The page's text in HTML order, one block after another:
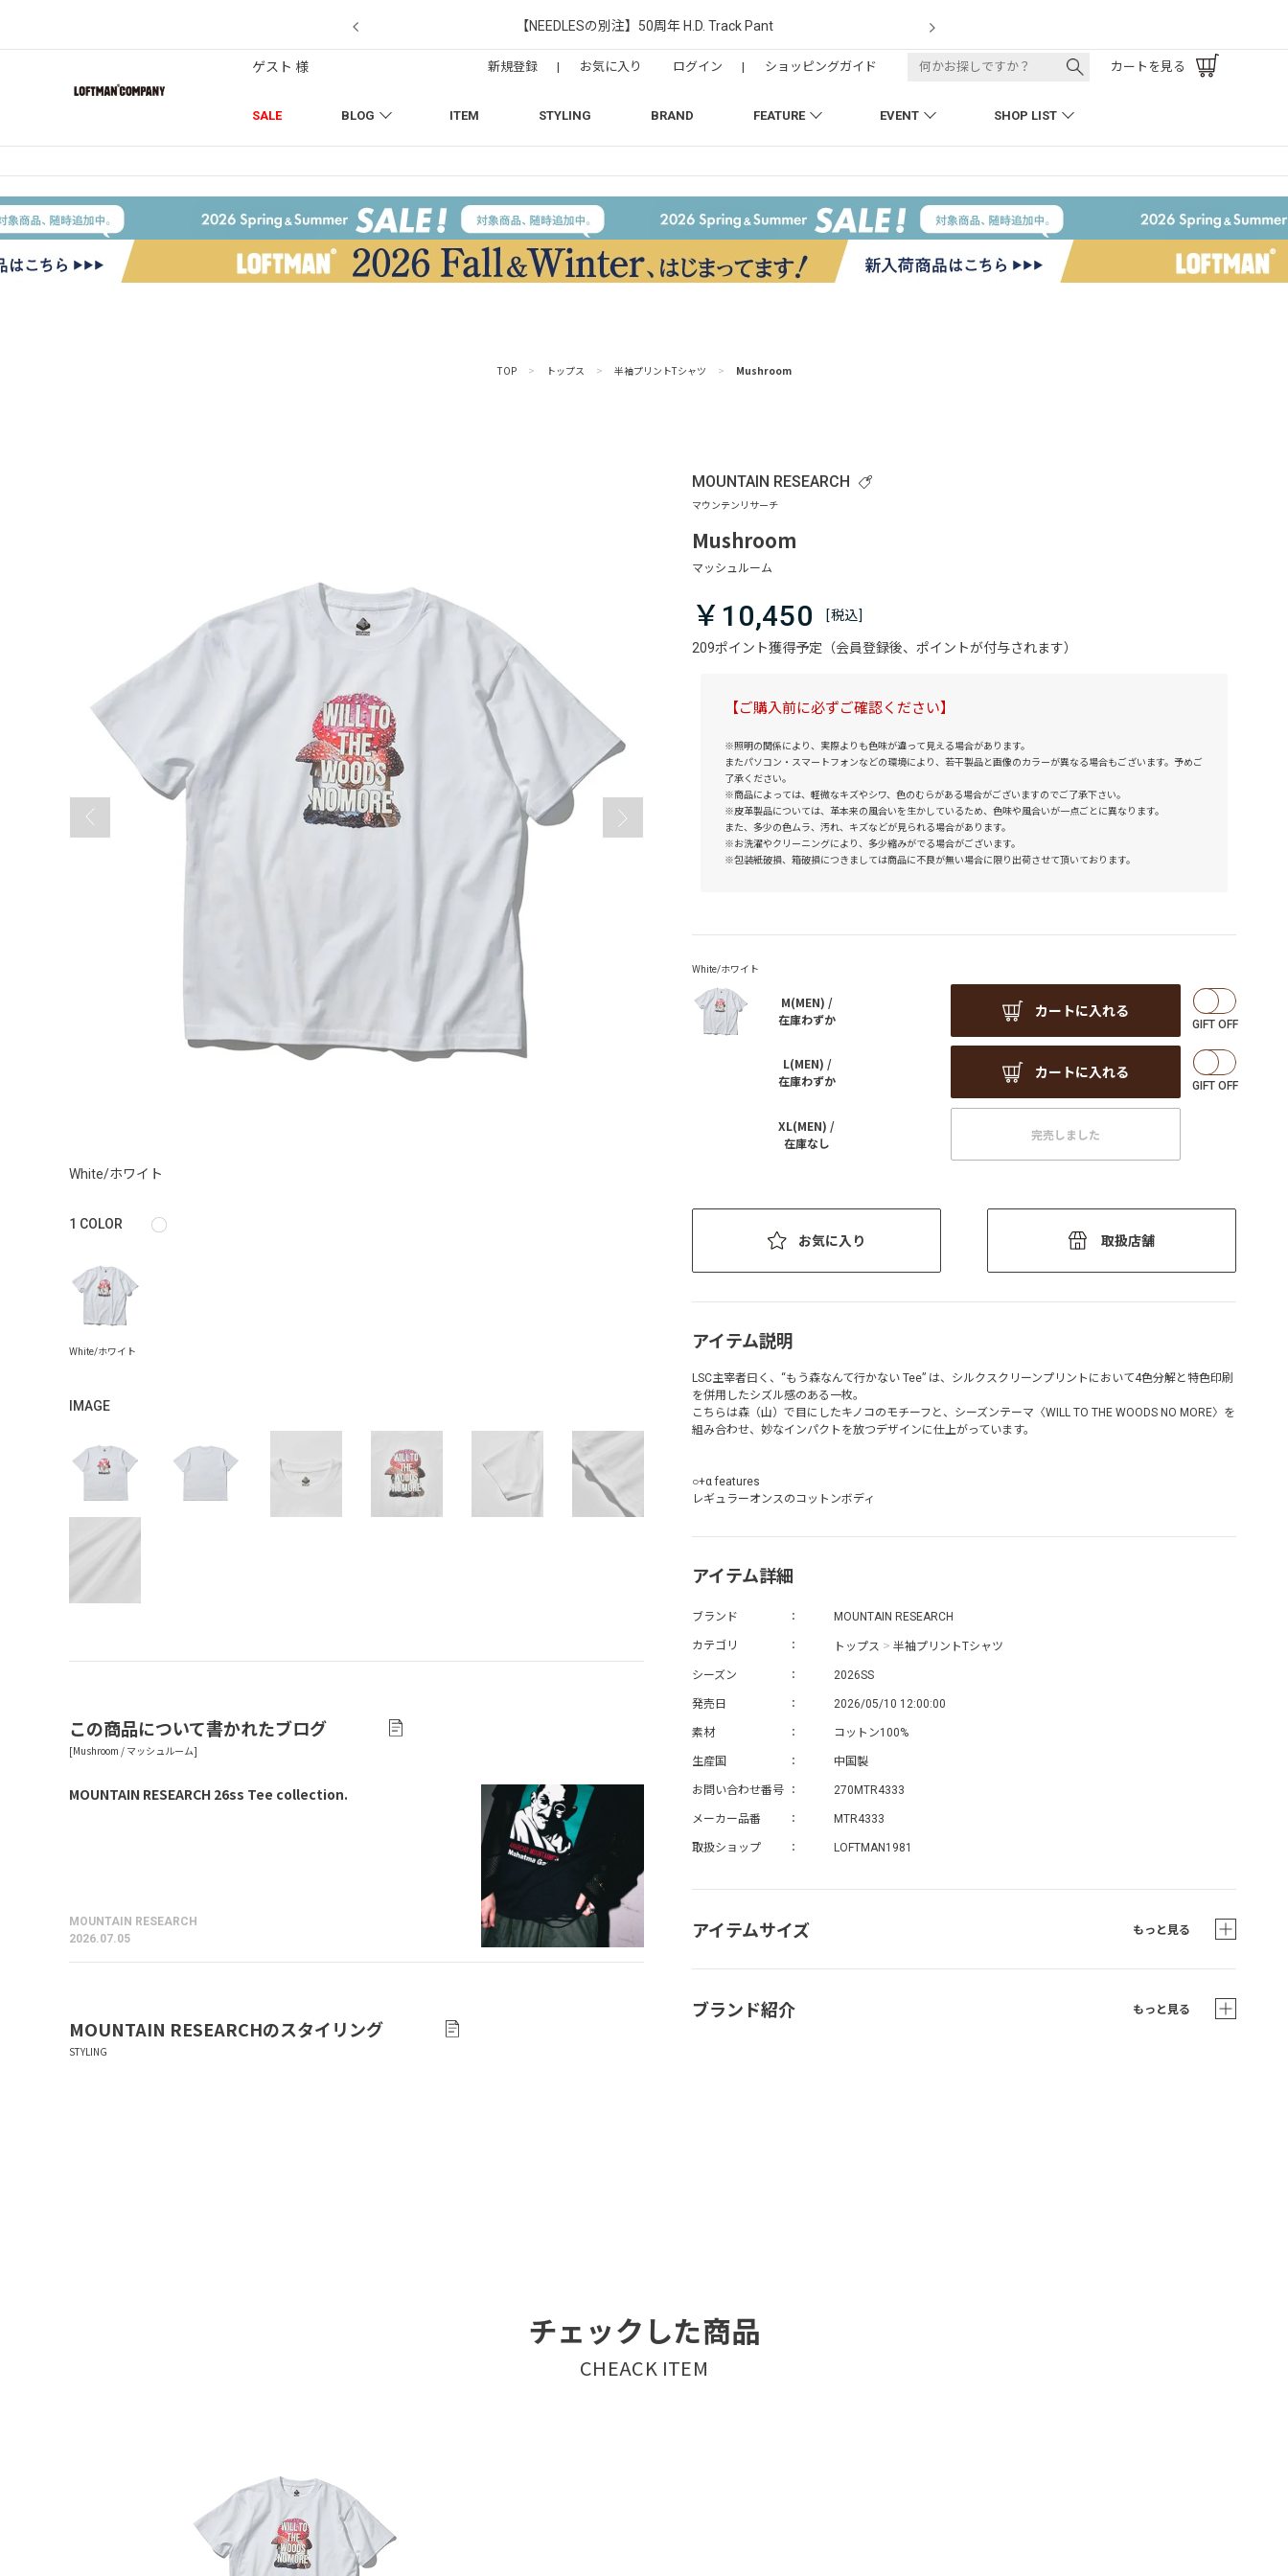
【NEEDLESの別注】50周年 H.D. Track Pant
SALE BLOG ITEM STYLING BRAND FEATURE EVENT SHOP LIST
ゲスト 様 新規登録 | お気に入り ログイン | ショッピングガイド カートを見る
TOP > トップス > 半袖プリントTシャツ > Mushroom
White/ホワイト
1 COLOR
IMAGE
この商品について書かれたブログ
MOUNTAIN RESEARCH 26ss Tee collection.
MOUNTAIN RESEARCH
2026.07.05
MOUNTAIN RESEARCHのスタイリング
MOUNTAIN RESEARCH
Mushroom
209ポイント獲得予定（会員登録後、ポイントが付与されます）
￥10,450
【ご購入前に必ずご確認ください】
※照明の関係により、実際よりも色味が違って見える場合があります。
またパソコン・スマートフォンなどの環境により、若干製品と画像のカラーが異なる場合もございます。予めご
了承ください。
※商品によっては、軽微なキズやシワ、色のむらがある場合がございますのでご了承下さい。
※皮革製品については、革本来の風合いを生かしているため、色味や風合いが一点ごとに異なります。
また、多少の色ムラ、汚れ、キズなどが見られる場合があります。
※お洗濯やクリーニングにより、多少縮みがでる場合がございます。
※包装紙破損、箱破損につきましては商品に不良が無い場合に限り出荷させて頂いております。
M(MEN) /
在庫わずか
カートに入れる
L(MEN) /
在庫わずか
カートに入れる
XL(MEN) /
在庫なし
完売しました
お気に入り 取扱店舗
アイテム説明
LSC主宰者曰く、“もう森なんて行かない Tee” は、シルクスクリーンプリントにおいて4色分解と特色印刷
を併用したシズル感のある一枚。
こちらは森（山）で目にしたキノコのモチーフと、シーズンテーマ〈WILL TO THE WOODS NO MORE〉を
組み合わせ、妙なインパクトを放つデザインに仕上がっています。
○+α features
レギュラーオンスのコットンボディ
アイテム詳細
ブランド MOUNTAIN RESEARCH
カテゴリ トップス > 半袖プリントTシャツ
シーズン 2026SS
発売日 2026/05/10 12:00:00
素材 コットン100%
生産国 中国製
お問い合わせ番号 270MTR4333
メーカー品番 MTR4333
取扱ショップ LOFTMAN1981
アイテムサイズ もっと見る
ブランド紹介 もっと見る
チェックした商品